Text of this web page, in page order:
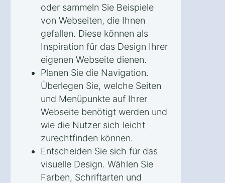
oder sammeln Sie Beispiele
von Webseiten, die Ihnen
gefallen. Diese können als
Inspiration für das Design Ihrer
eigenen Webseite dienen.
Planen Sie die Navigation.
Überlegen Sie, welche Seiten
und Menüpunkte auf Ihrer
Webseite benötigt werden und
wie die Nutzer sich leicht
zurechtfinden können.
Entscheiden Sie sich für das
visuelle Design. Wählen Sie
Farben, Schriftarten und